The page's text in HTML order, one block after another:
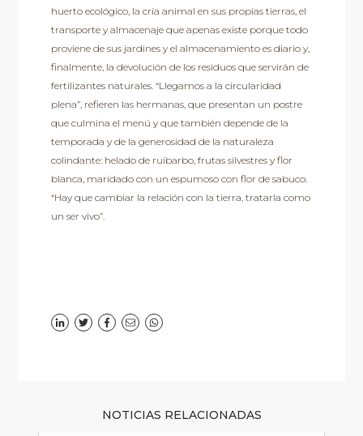
huerto ecológico, la cría animal en sus propias tierras, el
transporte y almacenaje que apenas existe porque todo
proviene de sus jardines y el almacenamiento es diario y,
finalmente, la devolución de los residuos que servirán de
fertilizantes naturales. “Llegamos a la circularidad
plena”, refieren las hermanas, que presentan un postre
que culmina el menú y que también depende de la
temporada y de la generosidad de la naturaleza
colindante: helado de ruibarbo, frutas silvestres y flor
blanca, maridado con un espumoso con flor de sabuco.
“Hay que cambiar la relación con la tierra, tratarla como
un ser vivo”.
NOTICIAS RELACIONADAS